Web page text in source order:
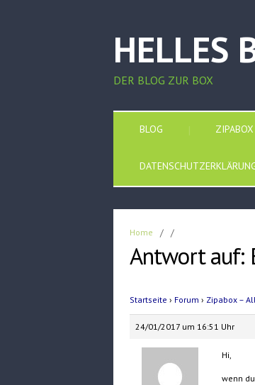
HELLES
DER BLOG ZUR BOX
BLOG ZIPABOX
Home / /
Antwort auf:
Startseite › Forum › Zipabox –
24/01/2017 um 16:51 Uhr
Hi,
wenn